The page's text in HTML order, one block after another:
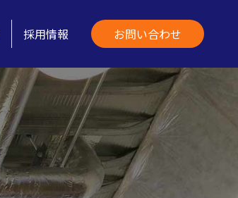
採用情報 お問い合わせ